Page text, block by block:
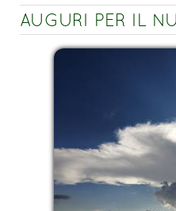
AUGURI PER IL